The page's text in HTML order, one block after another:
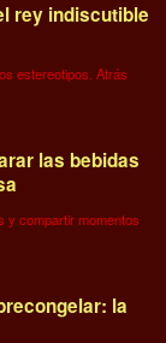
rey indiscutible
estereotipos. Atrás
las bebidas
y compartir momentos
la